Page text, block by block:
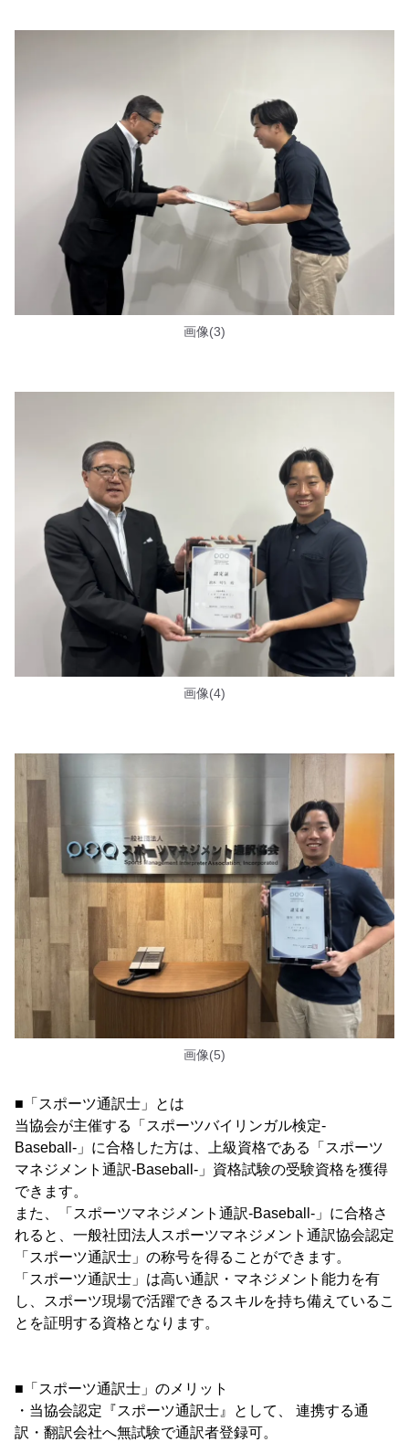
画像(3)
画像(4)
画像(5)
■「スポーツ通訳士」とは
当協会が主催する「スポーツバイリンガル検定-
Baseball-」に合格した方は、上級資格である「スポーツ
マネジメント通訳-Baseball-」資格試験の受験資格を獲得
できます。
また、「スポーツマネジメント通訳-Baseball-」に合格さ
れると、一般社団法人スポーツマネジメント通訳協会認定
「スポーツ通訳士」の称号を得ることができます。
「スポーツ通訳士」は高い通訳・マネジメント能力を有
し、スポーツ現場で活躍できるスキルを持ち備えているこ
とを証明する資格となります。
■「スポーツ通訳士」のメリット
・当協会認定『スポーツ通訳士』として、 連携する通
訳・翻訳会社へ無試験で通訳者登録可。